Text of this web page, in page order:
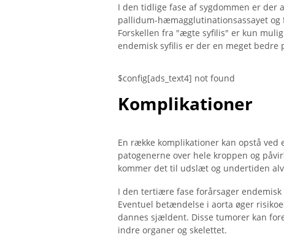
I den tidlige fase af sygdommen er
pallidum-hæmagglutinationsassayet
Forskellen fra "ægte syfilis" er kun
endemisk syfilis er der en meget bedre
$config[ads_text4] not found
Komplikationer
En række komplikationer kan opstå ved
patogenerne over hele kroppen og
kommer det til udslæt og undertiden
I den tertiære fase forårsager
Eventuel betændelse i aorta øger
dannes sjældent. Disse tumorer kan
indre organer og skelettet.